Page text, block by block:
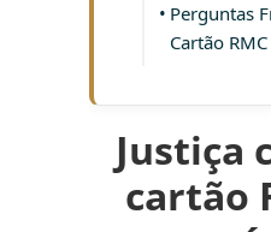
Perguntas
Cartão
Justiça
cartão